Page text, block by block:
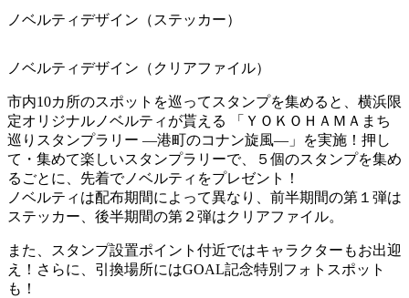
ノベルティデザイン（ステッカー）
ノベルティデザイン（クリアファイル）
市内10カ所のスポットを巡ってスタンプを集めると、横浜限
定オリジナルノベルティが貰える 「ＹＯＫＯＨＡＭＡまち
巡りスタンプラリー ―港町のコナン旋風―」を実施！押し
て・集めて楽しいスタンプラリーで、５個のスタンプを集め
るごとに、先着でノベルティをプレゼント！
ノベルティは配布期間によって異なり、前半期間の第１弾は
ステッカー、後半期間の第２弾はクリアファイル。
また、スタンプ設置ポイント付近ではキャラクターもお出迎
え！さらに、引換場所にはGOAL記念特別フォトスポット
も！